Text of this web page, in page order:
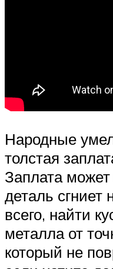
Народные
толстая
Заплата может
деталь сгниет
всего, найти
металла от
который не